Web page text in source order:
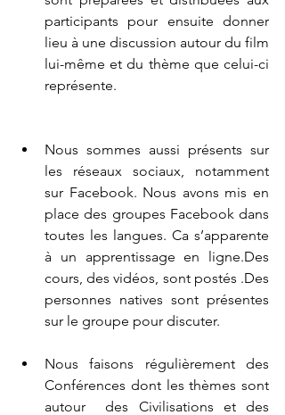
participants pour ensuite donner
lieu à une discussion autour du film
lui-même et du thème que celui-ci
représente.
Nous sommes aussi présents sur
les réseaux sociaux, notamment
sur Facebook. Nous avons mis en
place des groupes Facebook dans
toutes les langues. Ca s’apparente
à un apprentissage en ligne.Des
cours, des vidéos, sont postés .Des
personnes natives sont présentes
sur le groupe pour discuter.
Nous faisons régulièrement des
Conférences dont les thèmes sont
autour  des Civilisations et des